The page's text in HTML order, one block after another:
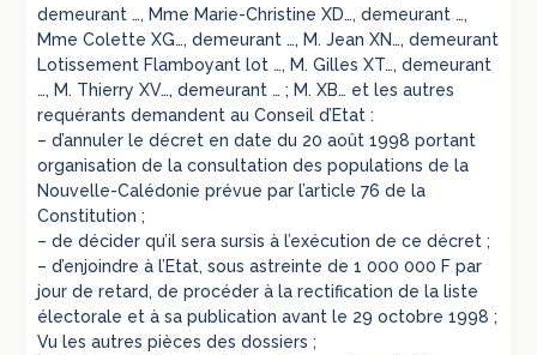
demeurant …, Mme Marie-Christine XD…, demeurant …,
Mme Colette XG…, demeurant …, M. Jean XN…, demeurant
Lotissement Flamboyant lot …, M. Gilles XT…, demeurant
…, M. Thierry XV…, demeurant … ; M. XB… et les autres
requérants demandent au Conseil d’Etat :
– d’annuler le décret en date du 20 août 1998 portant
organisation de la consultation des populations de la
Nouvelle-Calédonie prévue par l’article 76 de la
Constitution ;
– de décider qu’il sera sursis à l’exécution de ce décret ;
– d’enjoindre à l’Etat, sous astreinte de 1 000 000 F par
jour de retard, de procéder à la rectification de la liste
électorale et à sa publication avant le 29 octobre 1998 ;
Vu les autres pièces des dossiers ;